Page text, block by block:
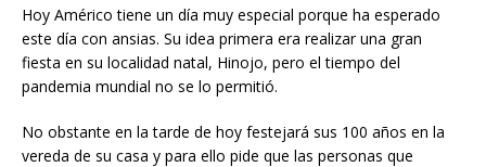
Hoy Américo tiene un día muy especial porque ha esperado
este día con ansias. Su idea primera era realizar una gran
fiesta en su localidad natal, Hinojo, pero el tiempo del
pandemia mundial no se lo permitió.
No obstante en la tarde de hoy festejará sus 100 años en la
vereda de su casa y para ello pide que las personas que